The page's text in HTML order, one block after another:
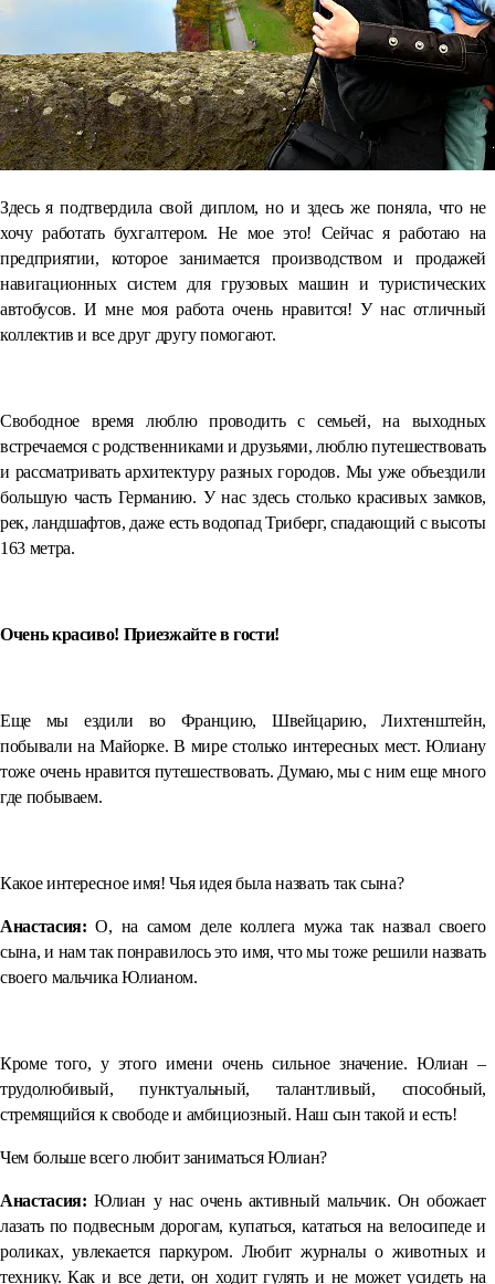
Здесь я подтвердила свой диплом, но и здесь же поняла, что не
хочу работать бухгалтером. Не мое это! Сейчас я работаю на
предприятии, которое занимается производством и продажей
навигационных систем для грузовых машин и туристических
автобусов. И мне моя работа очень нравится! У нас отличный
коллектив и все друг другу помогают.
Свободное время люблю проводить с семьей, на выходных
встречаемся с родственниками и друзьями, люблю путешествовать
и рассматривать архитектуру разных городов. Мы уже объездили
большую часть Германию. У нас здесь столько красивых замков,
рек, ландшафтов, даже есть водопад Триберг, спадающий с высоты
163 метра.
Очень красиво! Приезжайте в гости!
Еще мы ездили во Францию, Швейцарию, Лихтенштейн,
побывали на Майорке. В мире столько интересных мест. Юлиану
тоже очень нравится путешествовать. Думаю, мы с ним еще много
где побываем.
Какое интересное имя! Чья идея была назвать так сына?
Анастасия: О, на самом деле коллега мужа так назвал своего
сына, и нам так понравилось это имя, что мы тоже решили назвать
своего мальчика Юлианом.
Кроме того, у этого имени очень сильное значение. Юлиан –
трудолюбивый, пунктуальный, талантливый, способный,
стремящийся к свободе и амбициозный. Наш сын такой и есть!
Чем больше всего любит заниматься Юлиан?
Анастасия: Юлиан у нас очень активный мальчик. Он обожает
лазать по подвесным дорогам, купаться, кататься на велосипеде и
роликах, увлекается паркуром. Любит журналы о животных и
технику. Как и все дети, он ходит гулять и не может усидеть на